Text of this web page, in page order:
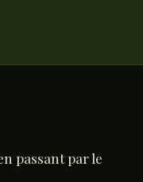
passant par le